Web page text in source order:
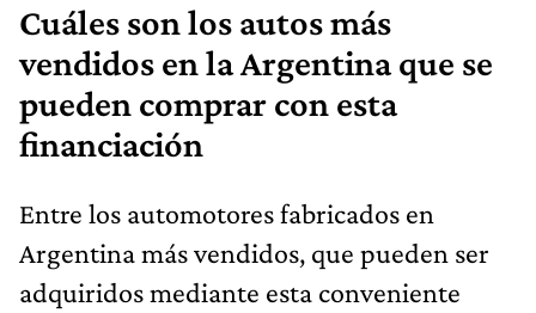
Cuáles son los autos más
vendidos en la Argentina que se
pueden comprar con esta
financiación
Entre los automotores fabricados en
Argentina más vendidos, que pueden ser
adquiridos mediante esta conveniente